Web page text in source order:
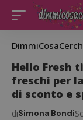
Hello Fresh
freschi per
di sconto e
diSimona Bondi